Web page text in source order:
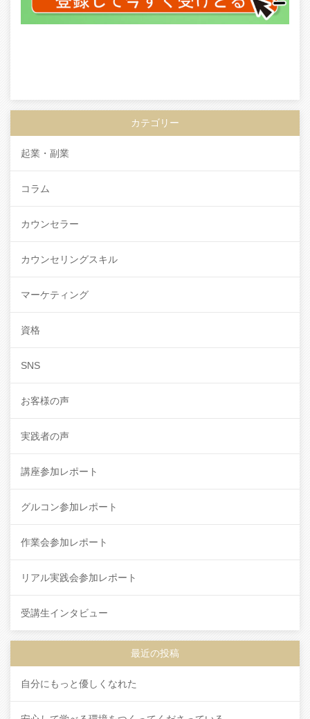
カテゴリー
起業・副業
コラム
カウンセラー
カウンセリングスキル
マーケティング
資格
SNS
お客様の声
実践者の声
講座参加レポート
グルコン参加レポート
作業会参加レポート
リアル実践会参加レポート
受講生インタビュー
最近の投稿
自分にもっと優しくなれた